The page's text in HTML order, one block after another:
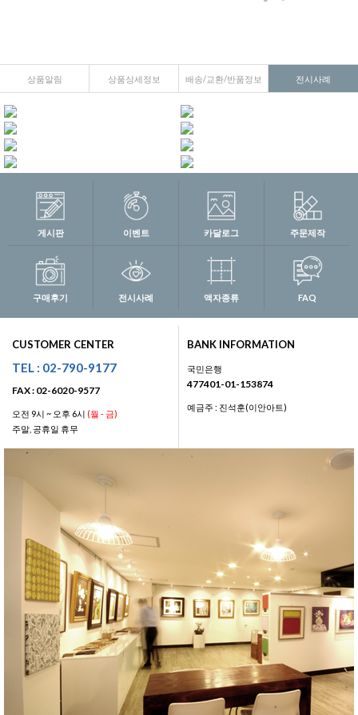
상품알림 상품상세정보 배송/교환/반품정보 전시사례
게시판 이벤트 카달로그 주문제작
구매후기 전시사례 액자종류 FAQ
CUSTOMER CENTER
TEL : 02-790-9177
FAX : 02-6020-9577
오전 9시 ~ 오후 6시 (월 - 금)
주말, 공휴일 휴무
BANK INFORMATION
국민은행
477401-01-153874
예금주 : 진석훈(이안아트)